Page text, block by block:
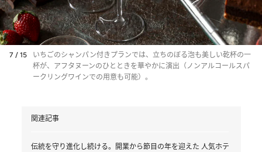
7 / 15
いちごのシャンパン付きプランでは、立ちのぼる泡も美しい乾杯の一
杯が、アフタヌーンのひとときを華やかに演出（ノンアルコールスパ
ークリングワインでの用意も可能）。
関連記事
伝統を守り進化し続ける。開業から節目の年を迎えた 人気ホテ